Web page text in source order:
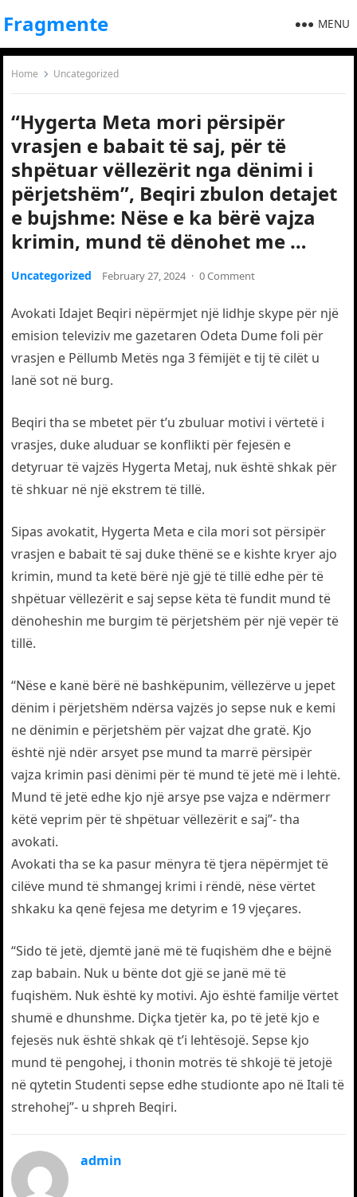
Fragmente MENU
Home Uncategorized
“Hygerta Meta mori përsipër
vrasjen e babait të saj, për të
shpëtuar vëllezërit nga dënimi i
përjetshëm”, Beqiri zbulon detajet
e bujshme: Nëse e ka bërë vajza
krimin, mund të dënohet me …
Uncategorized February 27, 2024 · 0 Comment
Avokati Idajet Beqiri nëpërmjet një lidhje skype për një
emision televiziv me gazetaren Odeta Dume foli për
vrasjen e Pëllumb Metës nga 3 fëmijët e tij të cilët u
lanë sot në burg.
Beqiri tha se mbetet për t’u zbuluar motivi i vërtetë i
vrasjes, duke aluduar se konflikti për fejesën e
detyruar të vajzës Hygerta Metaj, nuk është shkak për
të shkuar në një ekstrem të tillë.
Sipas avokatit, Hygerta Meta e cila mori sot përsipër
vrasjen e babait të saj duke thënë se e kishte kryer ajo
krimin, mund ta ketë bërë një gjë të tillë edhe për të
shpëtuar vëllezërit e saj sepse këta të fundit mund të
dënoheshin me burgim të përjetshëm për një vepër të
tillë.
“Nëse e kanë bërë në bashkëpunim, vëllezërve u jepet
dënim i përjetshëm ndërsa vajzës jo sepse nuk e kemi
ne dënimin e përjetshëm për vajzat dhe gratë. Kjo
është një ndër arsyet pse mund ta marrë përsipër
vajza krimin pasi dënimi për të mund të jetë më i lehtë.
Mund të jetë edhe kjo një arsye pse vajza e ndërmerr
këtë veprim për të shpëtuar vëllezërit e saj”- tha
avokati.
Avokati tha se ka pasur mënyra të tjera nëpërmjet të
cilëve mund të shmangej krimi i rëndë, nëse vërtet
shkaku ka qenë fejesa me detyrim e 19 vjeçares.
“Sido të jetë, djemtë janë më të fuqishëm dhe e bëjnë
zap babain. Nuk u bënte dot gjë se janë më të
fuqishëm. Nuk është ky motivi. Ajo është familje vërtet
shumë e dhunshme. Diçka tjetër ka, po të jetë kjo e
fejesës nuk është shkak që t’i lehtësojë. Sepse kjo
mund të pengohej, i thonin motrës të shkojë të jetojë
në qytetin Studenti sepse edhe studionte apo në Itali të
strehohej”- u shpreh Beqiri.
admin